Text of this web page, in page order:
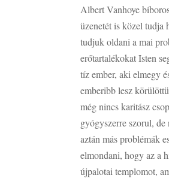
Albert Vanhoye
üzenetét is közel
tudjuk oldani a mai
erőtartalékokat Isten
tíz ember, aki elmegy
emberibb lesz
még nincs karitász
gyógyszerre szorul,
aztán más problémák
elmondani, hogy az a
újpalotai templomot,